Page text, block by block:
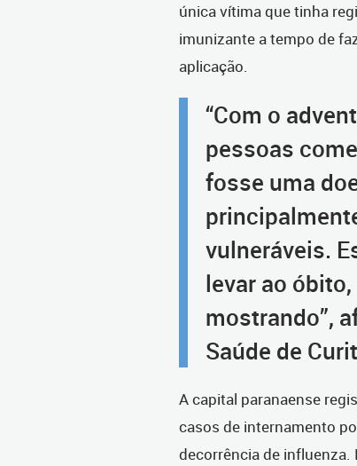
única vítima que tinha
imunizante a tempo de
aplicação.
“Com o
pessoas
fosse uma
vulneráveis.
levar ao
mostrando”,
Saúde de
A capital paranaense
casos de internamento
decorrência de influenza.